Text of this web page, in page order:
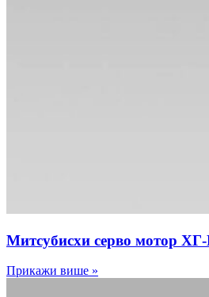
Митсубисхи серво мотор
Прикажи више »